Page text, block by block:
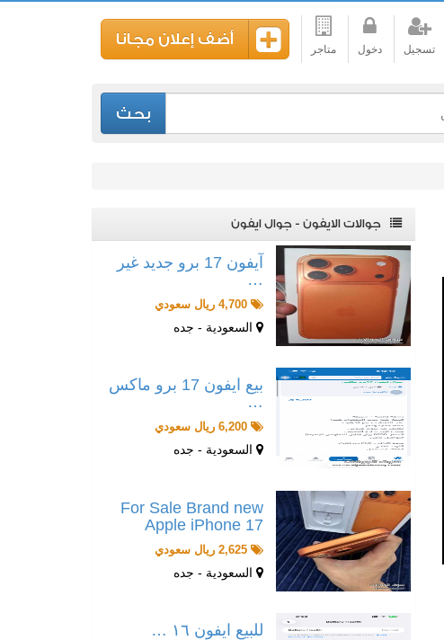
تسجيل دخول متاجر
أضف إعلان مجانا
بحث
جوالات الايفون - جوال ايفون
آيفون 17 برو جديد غير
…
4,700 ريال سعودي
السعودية - جده
بيع ايفون 17 برو ماكس
…
6,200 ريال سعودي
السعودية - جده
For Sale Brand new
Apple iPhone 17
2,625 ريال سعودي
السعودية - جده
للبيع ايفون ١٦ …